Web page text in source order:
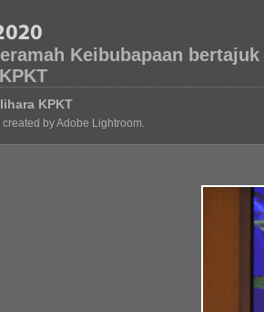
Keibubapaan
KPKT
by Adobe Lightroom.